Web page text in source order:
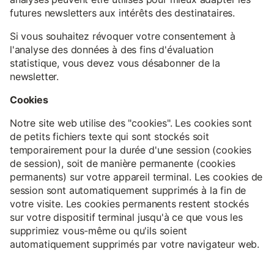
futures newsletters aux intérêts des destinataires.
Si vous souhaitez révoquer votre consentement à
l'analyse des données à des fins d'évaluation
statistique, vous devez vous désabonner de la
newsletter.
Cookies
Notre site web utilise des "cookies". Les cookies sont
de petits fichiers texte qui sont stockés soit
temporairement pour la durée d'une session (cookies
de session), soit de manière permanente (cookies
permanents) sur votre appareil terminal. Les cookies de
session sont automatiquement supprimés à la fin de
votre visite. Les cookies permanents restent stockés
sur votre dispositif terminal jusqu'à ce que vous les
supprimiez vous-même ou qu'ils soient
automatiquement supprimés par votre navigateur web.